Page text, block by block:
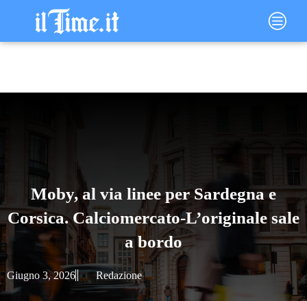
contenuto
Main
Menu
Moby, al via linee per Sardegna e
Corsica. Calciomercato-L’originale sale
a bordo
Giugno 3, 2026 Redazione